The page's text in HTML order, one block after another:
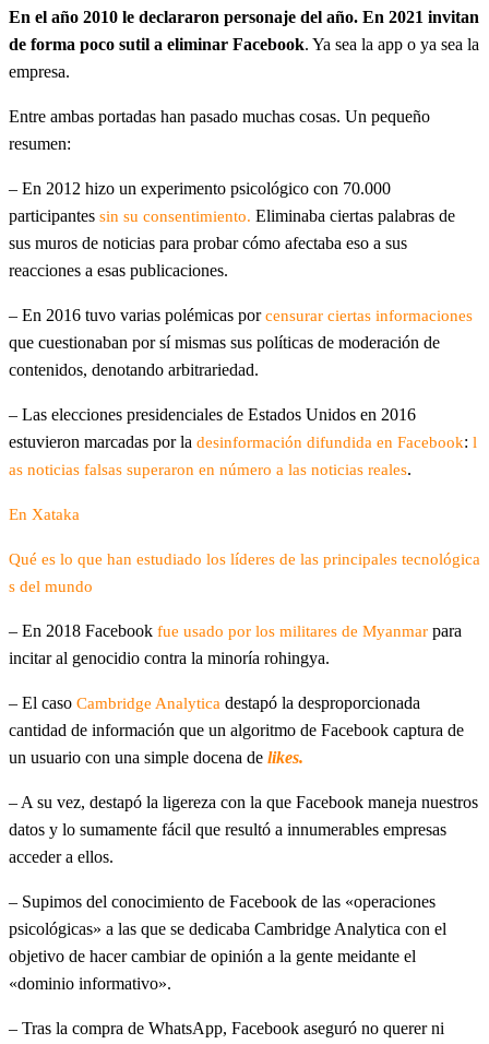
En el año 2010 le declararon personaje del año. En 2021 invitan
de forma poco sutil a eliminar Facebook. Ya sea la app o ya sea la
empresa.
Entre ambas portadas han pasado muchas cosas. Un pequeño
resumen:
– En 2012 hizo un experimento psicológico con 70.000
participantes sin su consentimiento. Eliminaba ciertas palabras de
sus muros de noticias para probar cómo afectaba eso a sus
reacciones a esas publicaciones.
– En 2016 tuvo varias polémicas porcensurar ciertas informaciones
que cuestionaban por sí mismas sus políticas de moderación de
contenidos, denotando arbitrariedad.
– Las elecciones presidenciales de Estados Unidos en 2016
estuvieron marcadas por la desinformación difundida en Facebook: l
as noticias falsas superaron en número a las noticias reales.
En Xataka
Qué es lo que han estudiado los líderes de las principales tecnológica
s del mundo
– En 2018 Facebook fue usado por los militares de Myanmar para
incitar al genocidio contra la minoría rohingya.
– El caso Cambridge Analytica destapó la desproporcionada
cantidad de información que un algoritmo de Facebook captura de
un usuario con una simple docena de likes.
– A su vez, destapó la ligereza con la que Facebook maneja nuestros
datos y lo sumamente fácil que resultó a innumerables empresas
acceder a ellos.
– Supimos del conocimiento de Facebook de las «operaciones
psicológicas» a las que se dedicaba Cambridge Analytica con el
objetivo de hacer cambiar de opinión a la gente meidante el
«dominio informativo».
– Tras la compra de WhatsApp, Facebook aseguró no querer ni